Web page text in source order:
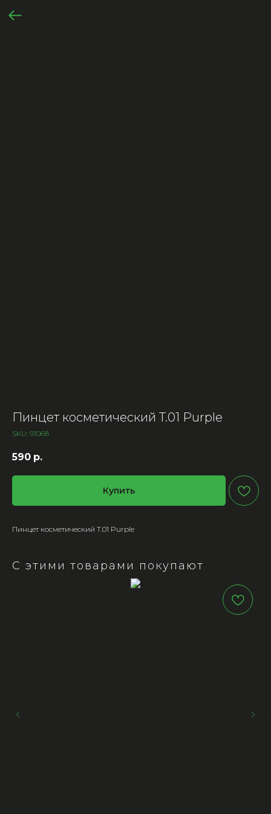
Пинцет косметический T.01 Purple
SKU: 91068
590 р.
Купить
Пинцет косметический T.01 Purple
С этими товарами покупают